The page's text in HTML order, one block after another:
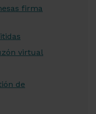
firma
virtual
de